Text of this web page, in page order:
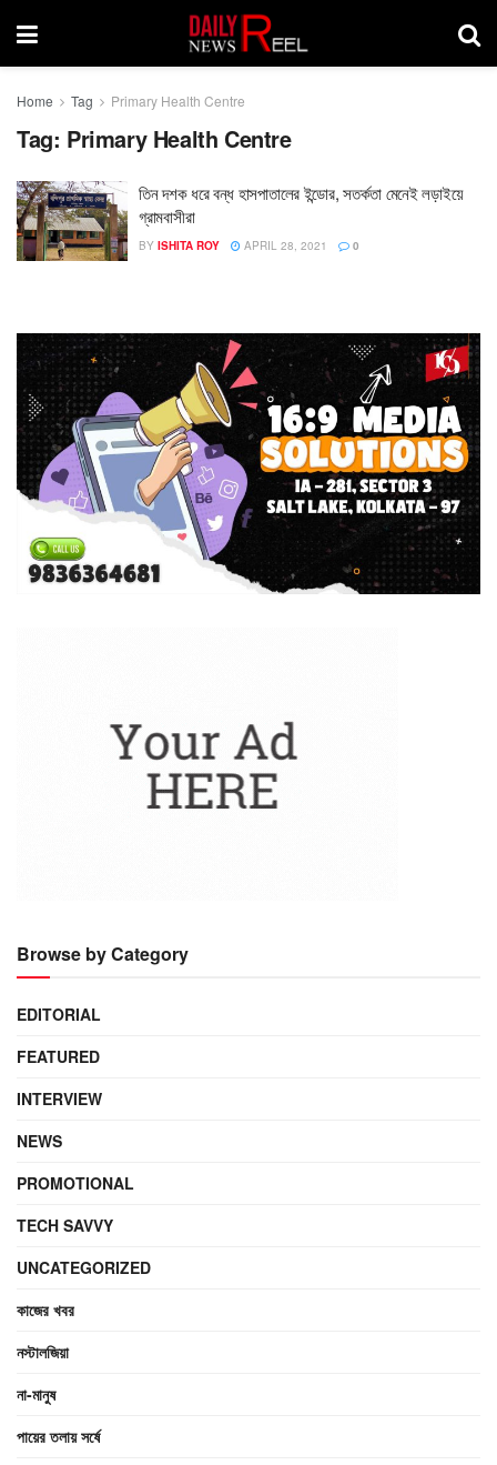
Home Tag Primary Health Centre
Tag: Primary Health Centre
তিন দশক ধরে বন্ধ হাসপাতালের ইন্ডোর, সতর্কতা মেনেই লড়াইয়ে
গ্রামবাসীরা
BY ISHITA ROY APRIL 28, 2021 0
Browse by Category
EDITORIAL
FEATURED
INTERVIEW
NEWS
PROMOTIONAL
TECH SAVVY
UNCATEGORIZED
কাজের খবর
নস্টালজিয়া
না-মানুষ
পায়ের তলায় সর্ষে